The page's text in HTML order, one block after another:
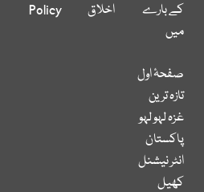
کے بارے
میں
اخلاق
Policy
صفحۂ اول
تازہ ترین
غزہ لہو لہو
پاکستان
انٹر نیشنل
کھیل